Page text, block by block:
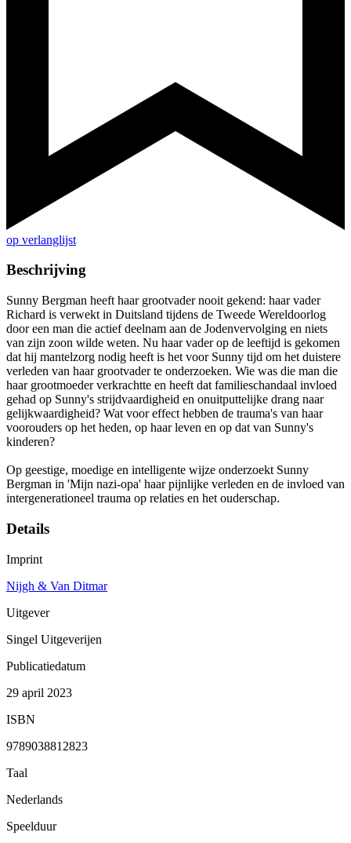
op verlanglijst
Beschrijving
Sunny Bergman heeft haar grootvader nooit gekend: haar vader
Richard is verwekt in Duitsland tijdens de Tweede Wereldoorlog
door een man die actief deelnam aan de Jodenvervolging en niets
van zijn zoon wilde weten. Nu haar vader op de leeftijd is gekomen
dat hij mantelzorg nodig heeft is het voor Sunny tijd om het duistere
verleden van haar grootvader te onderzoeken. Wie was die man die
haar grootmoeder verkrachtte en heeft dat familieschandaal invloed
gehad op Sunny's strijdvaardigheid en onuitputtelijke drang naar
gelijkwaardigheid? Wat voor effect hebben de trauma's van haar
voorouders op het heden, op haar leven en op dat van Sunny's
kinderen?
Op geestige, moedige en intelligente wijze onderzoekt Sunny
Bergman in 'Mijn nazi-opa' haar pijnlijke verleden en de invloed van
intergenerationeel trauma op relaties en het ouderschap.
Details
Imprint
Nijgh & Van Ditmar
Uitgever
Singel Uitgeverijen
Publicatiedatum
29 april 2023
ISBN
9789038812823
Taal
Nederlands
Speelduur